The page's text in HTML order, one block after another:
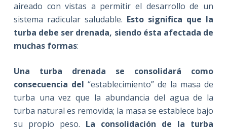
aireado con vistas a permitir el desarrollo de un
sistema radicular saludable. Esto significa que la
turba debe ser drenada, siendo ésta afectada de
muchas formas:
Una turba drenada se consolidará como
consecuencia del “establecimiento” de la masa de
turba una vez que la abundancia del agua de la
turba natural es removida; la masa se establece bajo
su propio peso. La consolidación de la turba